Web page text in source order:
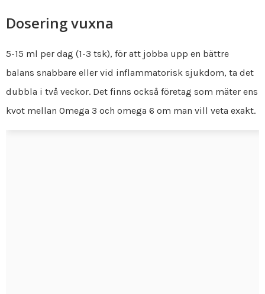
Dosering vuxna
5-15 ml per dag (1-3 tsk), för att jobba upp en bättre
balans snabbare eller vid inflammatorisk sjukdom, ta det
dubbla i två veckor. Det finns också företag som mäter ens
kvot mellan Omega 3 och omega 6 om man vill veta exakt.